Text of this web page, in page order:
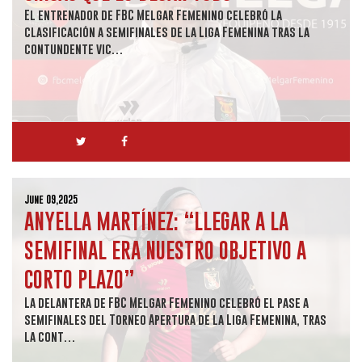
El entrenador de FBC Melgar Femenino celebró la
clasificación a semifinales de la Liga Femenina tras la
contundente vic…
June 09,2025
ANYELLA MARTÍNEZ: “LLEGAR A LA
SEMIFINAL ERA NUESTRO OBJETIVO A
CORTO PLAZO”
La delantera de FBC Melgar Femenino celebró el pase a
semifinales del Torneo Apertura de la Liga Femenina, tras
la cont…